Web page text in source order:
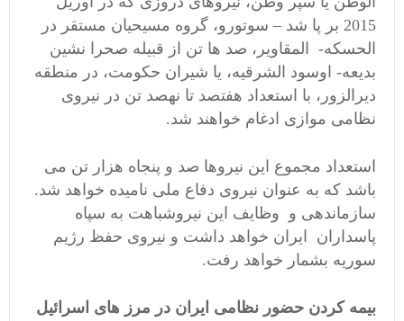
2015 بر پا شد – سوتورو، گروه مسیحیان مستقر در
الحسکه- المقاویر، صد ها تن از قبیله صحرا نشین
بدیعه- اوسود الشرقیه، یا شیران حکومت، در منطقه
دیرالزور، با استعداد هفتصد تا نهصد تن در نیروی
نظامی موازی ادغام خواهند شد.
استعداد مجموع این نیروها صد و پنجاه هزار تن می
باشد که به عنوان نیروی دفاع ملی نامیده خواهد شد.
سازماندهی و وظایف این نیروشباهت به سپاه
پاسداران ایران خواهد داشت و نیروی حفظ رژیم
سوریه بشمار خواهد رفت.
بیمه کردن حضور نظامی ایران در مرز های اسرائیل